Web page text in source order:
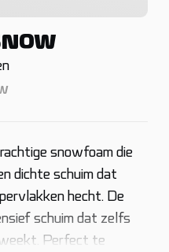
snowfoam die
dichte schuim dat
hecht. De
schuim dat zelfs
Perfect te